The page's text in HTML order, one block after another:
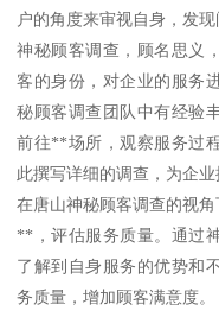
户的角度来审视自身，发
神秘顾客调查，顾名思义
客的身份，对企业的服务
秘顾客调查团队中有经验
前往**场所，观察服务过
此撰写详细的调查，为企业
在唐山神秘顾客调查的视
**，评估服务质量。通过
了解到自身服务的优势和
务质量，增加顾客满意度。